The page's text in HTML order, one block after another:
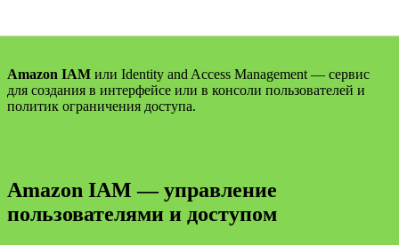
Amazon IAM или Identity and Access Management — сервис
для создания в интерфейсе или в консоли пользователей и
политик ограничения доступа.
Amazon IAM — управление
пользователями и доступом